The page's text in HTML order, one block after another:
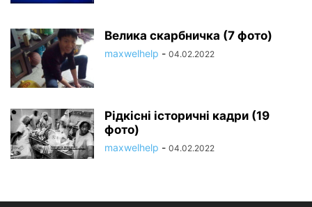
Велика скарбничка (7 фото)
maxwelhelp - 04.02.2022
Рідкісні історичні кадри (19
фото)
maxwelhelp - 04.02.2022